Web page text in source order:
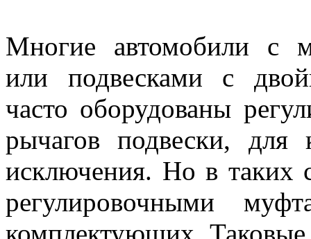
Многие автомобили с
или подвесками с
часто оборудованы
рычагов подвески, для
исключения. Но в таких
регулировочными